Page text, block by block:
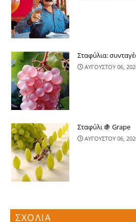
Σταφύλια:
ΑΥΓΟΥΣΤΟΥ 06,
Σταφύλι 🍇 Grape
ΑΥΓΟΥΣΤΟΥ 06,
ΣΧΟΛΙΑ